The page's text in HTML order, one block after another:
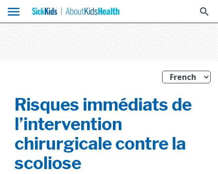
menu search
Risques immédiats de
l’intervention
chirurgicale contre la
scoliose